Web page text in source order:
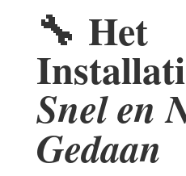
🔧 Het
Snel en
Gedaan